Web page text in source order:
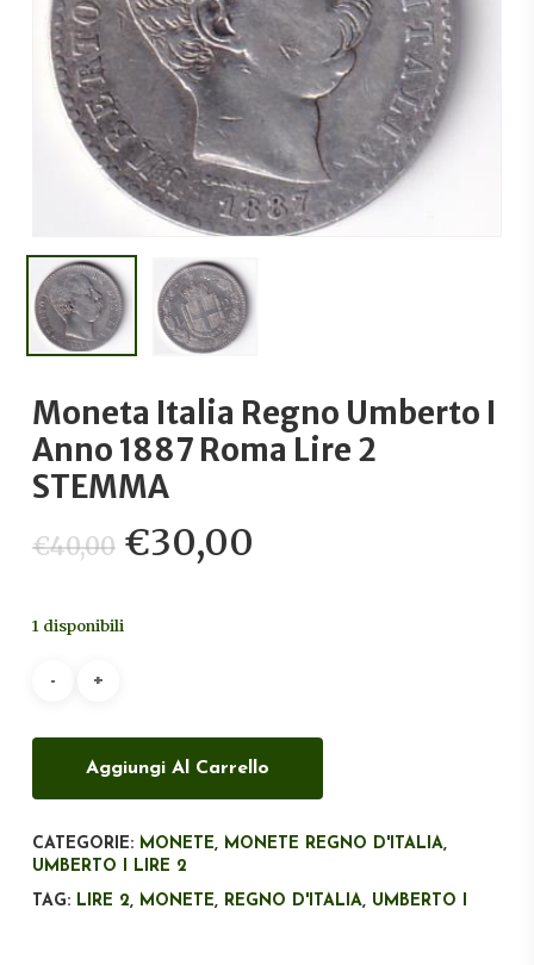
Moneta Italia Regno Umberto I
Anno 1887 Roma Lire 2
STEMMA
€40,00 Il
prezzo
originale
€30,00
1 disponibili
Aggiungi Al Carrello
CATEGORIE: MONETE, MONETE REGNO D'ITALIA,
UMBERTO I LIRE 2
TAG: LIRE 2, MONETE, REGNO D'ITALIA, UMBERTO I